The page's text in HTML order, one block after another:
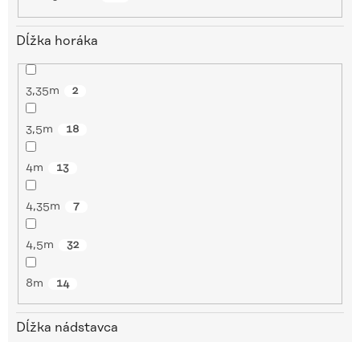
Dĺžka horáka
3,35m 2
3,5m 18
4m 13
4,35m 7
4,5m 32
8m 14
Dĺžka nádstavca